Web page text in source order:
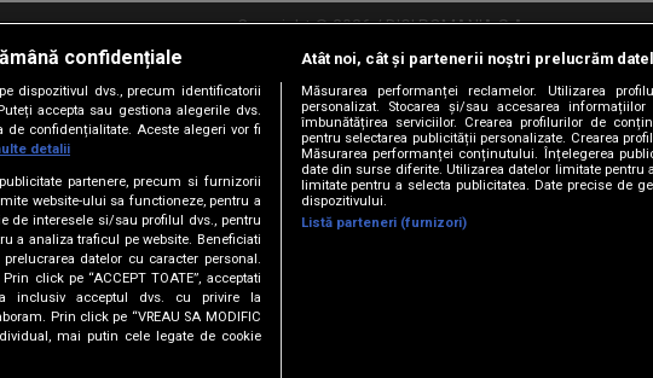
Copyright © 2026 / DIGI ROMANIA S.A.
de confidentialitate Abonare Digi TV Frecvente Digi Sport Retransmisie Digi Sport
Versiune mobil
confidențiale
dispozitivul dvs., precum identificatorii
accepta sau gestiona alegerile dvs.
confidențialitate. Aceste alegeri vor fi
detalii
partenere, precum si furnizorii
website-ului sa functioneze, pentru a
de interesele si/sau profilul dvs., pentru
a analiza traficul pe website. Beneficiati
datelor cu caracter personal.
Prin click pe “ACCEPT TOATE”, acceptati
inclusiv acceptul dvs. cu privire la
Prin click pe “VREAU SA MODIFIC
mai putin cele legate de cookie
Atât noi, cât și partenerii noștri prelucrăm
Măsurarea performanței reclamelor. Utilizarea
personalizat. Stocarea și/sau accesarea
îmbunătățirea serviciilor. Crearea profilurilor de
pentru selectarea publicității personalizate. Crearea
Măsurarea performanței conținutului. Înțelegerea
date din surse diferite. Utilizarea datelor limitate pentru
limitate pentru a selecta publicitatea. Date precise de
dispozitivului.
Listă parteneri (furnizori)